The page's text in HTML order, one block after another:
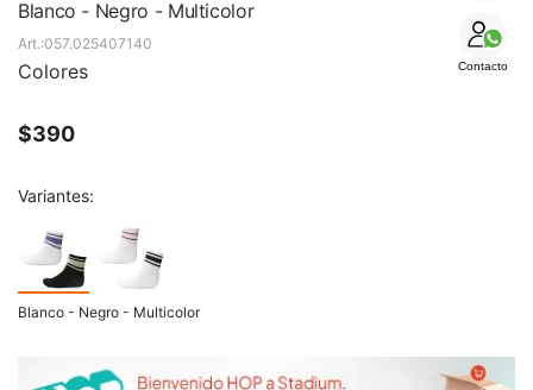
Blanco - Negro - Multicolor
Contacto
057.025407140
Colores
$390
Variantes:
Blanco - Negro - Multicolor